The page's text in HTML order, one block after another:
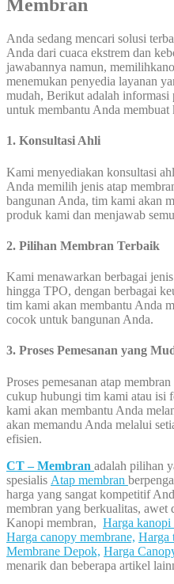
Membran
Anda sedang mencari solusi
Anda dari cuaca ekstrem dan
jawabannya namun,
menemukan penyedia layanan
mudah, Berikut adalah informasi
untuk membantu Anda membuat
1. Konsultasi Ahli
Kami menyediakan konsultasi
Anda memilih jenis atap
bangunan Anda, tim kami akan
produk kami dan menjawab
2. Pilihan Membran Terbaik
Kami menawarkan berbagai
hingga TPO, dengan berbagai
tim kami akan membantu Anda
cocok untuk bangunan Anda.
3. Proses Pemesanan yang
Proses pemesanan atap
cukup hubungi tim kami atau isi
kami akan membantu Anda
akan memandu Anda melalui
efisien.
CT – Membran adalah pilihan
spesialis Atap membran
harga yang sangat kompetitif
membran yang berkualitas, awet
Kanopi membran, Harga kanopi
Harga canopy membrane, Harga
Membrane Depok, Harga
menarik dan beberapa artikel